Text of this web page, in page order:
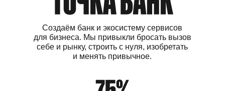
Создаём банк и экосистему сервисов
для бизнеса. Мы привыкли бросать вызов
себе и рынку, строить с нуля, изобретать
и менять привычное.